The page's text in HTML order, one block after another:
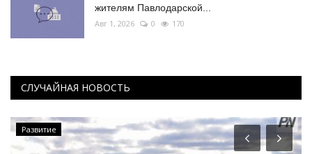
жителям Павлодарской...
Авг 1, 2026 0 170
СЛУЧАЙНАЯ НОВОСТЬ
Развитие